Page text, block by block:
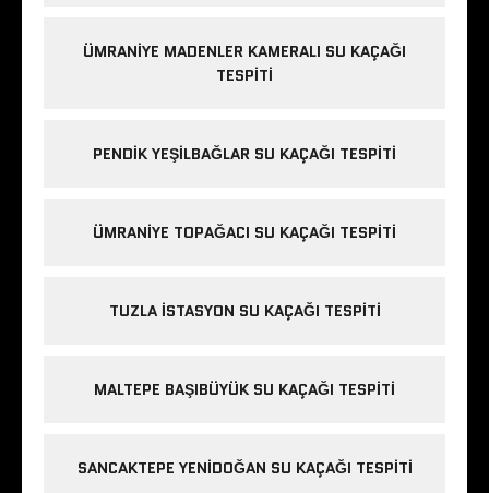
ÜMRANIYE MADENLER KAMERALI SU KAÇAĞI
TESPITI
PENDIK YEŞILBAĞLAR SU KAÇAĞI TESPITI
ÜMRANIYE TOPAĞACI SU KAÇAĞI TESPITI
TUZLA İSTASYON SU KAÇAĞI TESPITI
MALTEPE BAŞIBÜYÜK SU KAÇAĞI TESPITI
SANCAKTEPE YENIDOĞAN SU KAÇAĞI TESPITI